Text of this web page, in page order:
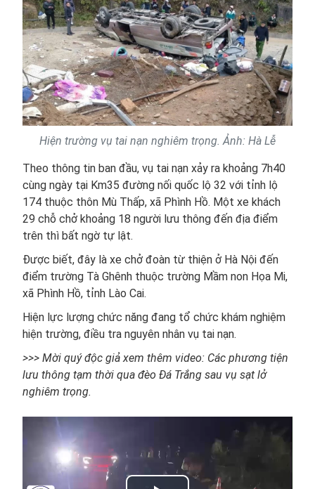
Hiện trường vụ tai nạn nghiêm trọng. Ảnh: Hà Lễ
Theo thông tin ban đầu, vụ tai nạn xảy ra khoảng 7h40
cùng ngày tại Km35 đường nối quốc lộ 32 với tỉnh lộ
174 thuộc thôn Mù Thấp, xã Phình Hồ. Một xe khách
29 chỗ chở khoảng 18 người lưu thông đến địa điểm
trên thì bất ngờ tự lật.
Được biết, đây là xe chở đoàn từ thiện ở Hà Nội đến
điểm trường Tà Ghênh thuộc trường Mầm non Họa Mi,
xã Phình Hồ, tỉnh Lào Cai.
Hiện lực lượng chức năng đang tổ chức khám nghiệm
hiện trường, điều tra nguyên nhân vụ tai nạn.
>>> Mời quý độc giả xem thêm video: Các phương tiện
lưu thông tạm thời qua đèo Đá Trắng sau vụ sạt lở
nghiêm trọng.